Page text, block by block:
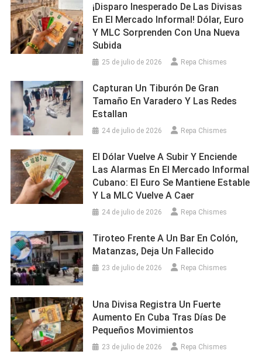
¡Disparo Inesperado De Las Divisas
En El Mercado Informal! Dólar, Euro
Y MLC Sorprenden Con Una Nueva
Subida
25 de julio de 2026 Repa Chismes
Capturan Un Tiburón De Gran
Tamaño En Varadero Y Las Redes
Estallan
24 de julio de 2026 Repa Chismes
El Dólar Vuelve A Subir Y Enciende
Las Alarmas En El Mercado Informal
Cubano: El Euro Se Mantiene Estable
Y La MLC Vuelve A Caer
24 de julio de 2026 Repa Chismes
Tiroteo Frente A Un Bar En Colón,
Matanzas, Deja Un Fallecido
23 de julio de 2026 Repa Chismes
Una Divisa Registra Un Fuerte
Aumento En Cuba Tras Días De
Pequeños Movimientos
23 de julio de 2026 Repa Chismes